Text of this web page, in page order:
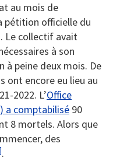
au mois de
pétition officielle du
Le collectif avait
à son
à peine deux mois. De
ont encore eu lieu au
2022. L’Office
a comptabilisé 90
8 mortels. Alors que
des
.